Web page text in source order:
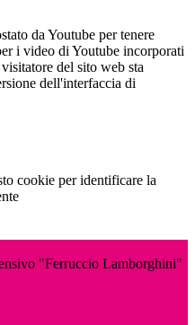
da Youtube per tenere
i video di Youtube incorporati
del sito web sta
dell'interfaccia di
cookie per identificare la
"Ferruccio Lamborghini"